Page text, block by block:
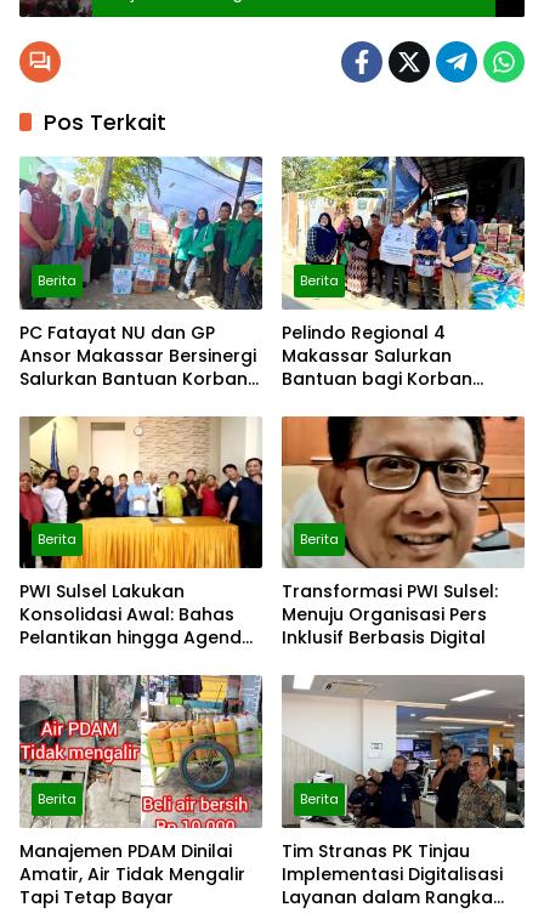
Pos Terkait
Berita
PC Fatayat NU dan GP
Ansor Makassar Bersinergi
Salurkan Bantuan Korban
Berita
Pelindo Regional 4
Makassar Salurkan
Bantuan bagi Korban
Berita
PWI Sulsel Lakukan
Konsolidasi Awal: Bahas
Pelantikan hingga Agenda
Berita
Transformasi PWI Sulsel:
Menuju Organisasi Pers
Inklusif Berbasis Digital
Berita
Manajemen PDAM Dinilai
Amatir, Air Tidak Mengalir
Tapi Tetap Bayar
Berita
Tim Stranas PK Tinjau
Implementasi Digitalisasi
Layanan dalam Rangka